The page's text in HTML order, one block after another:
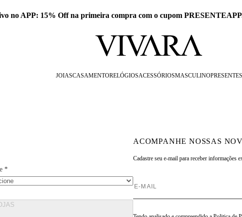
no APP: 15% Off na primeira compra com o cupom
JOIASCASAMENTORELÓGIOSACESSÓRIOSMASCULINOPRESENTES
*
ACOMPANHE NOSSAS
Cadastre seu e-mail para receber informações